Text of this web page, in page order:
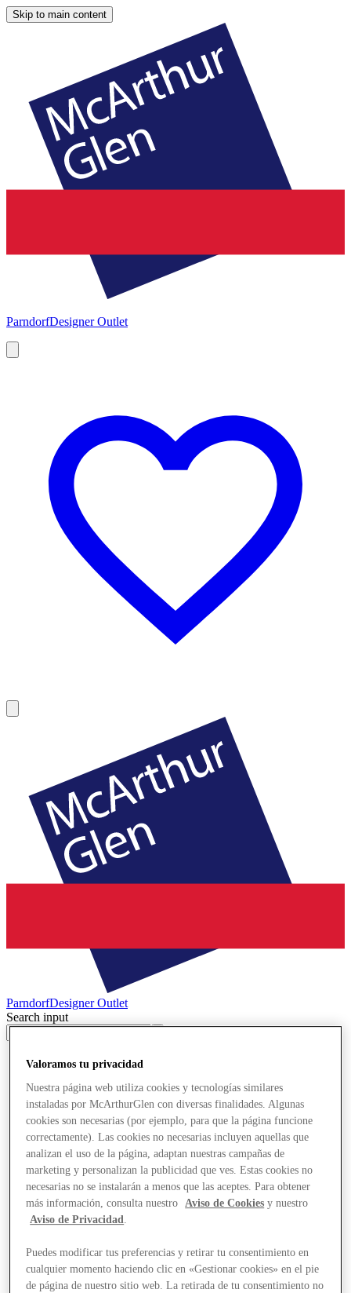
Skip to main content
ParndorfDesigner Outlet
ParndorfDesigner Outlet
Search input
Valoramos tu privacidad
Nuestra página web utiliza cookies y tecnologías similares
instaladas por McArthurGlen con diversas finalidades. Algunas
cookies son necesarias (por ejemplo, para que la página funcione
correctamente). Las cookies no necesarias incluyen aquellas que
analizan el uso de la página, adaptan nuestras campañas de
marketing y personalizan la publicidad que ves. Estas cookies no
necesarias no se instalarán a menos que las aceptes. Para obtener
más información, consulta nuestro
Aviso de Cookies y nuestro
Aviso de Privacidad.
Puedes modificar tus preferencias y retirar tu consentimiento en
cualquier momento haciendo clic en «Gestionar cookies» en el pie
de página de nuestro sitio web. La retirada de tu consentimiento no